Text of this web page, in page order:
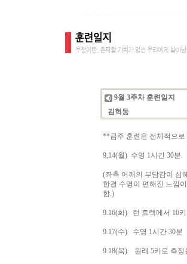
9월 3주차 훈련일지
김혁동
**금주 훈련은 전체적으로
9,14(월) 수영 1시간 30분.
(좌측 어깨의 부담감이 심
한결 수영이 편해진 느낌
함.)
9.16(화) 런 트렉에서 10
9.17(수) 수영 1시간 30분
9.18(목) 원래 5키로 측정